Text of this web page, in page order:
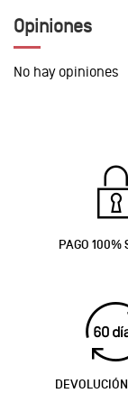
Opiniones
No hay opiniones
PAGO 100%